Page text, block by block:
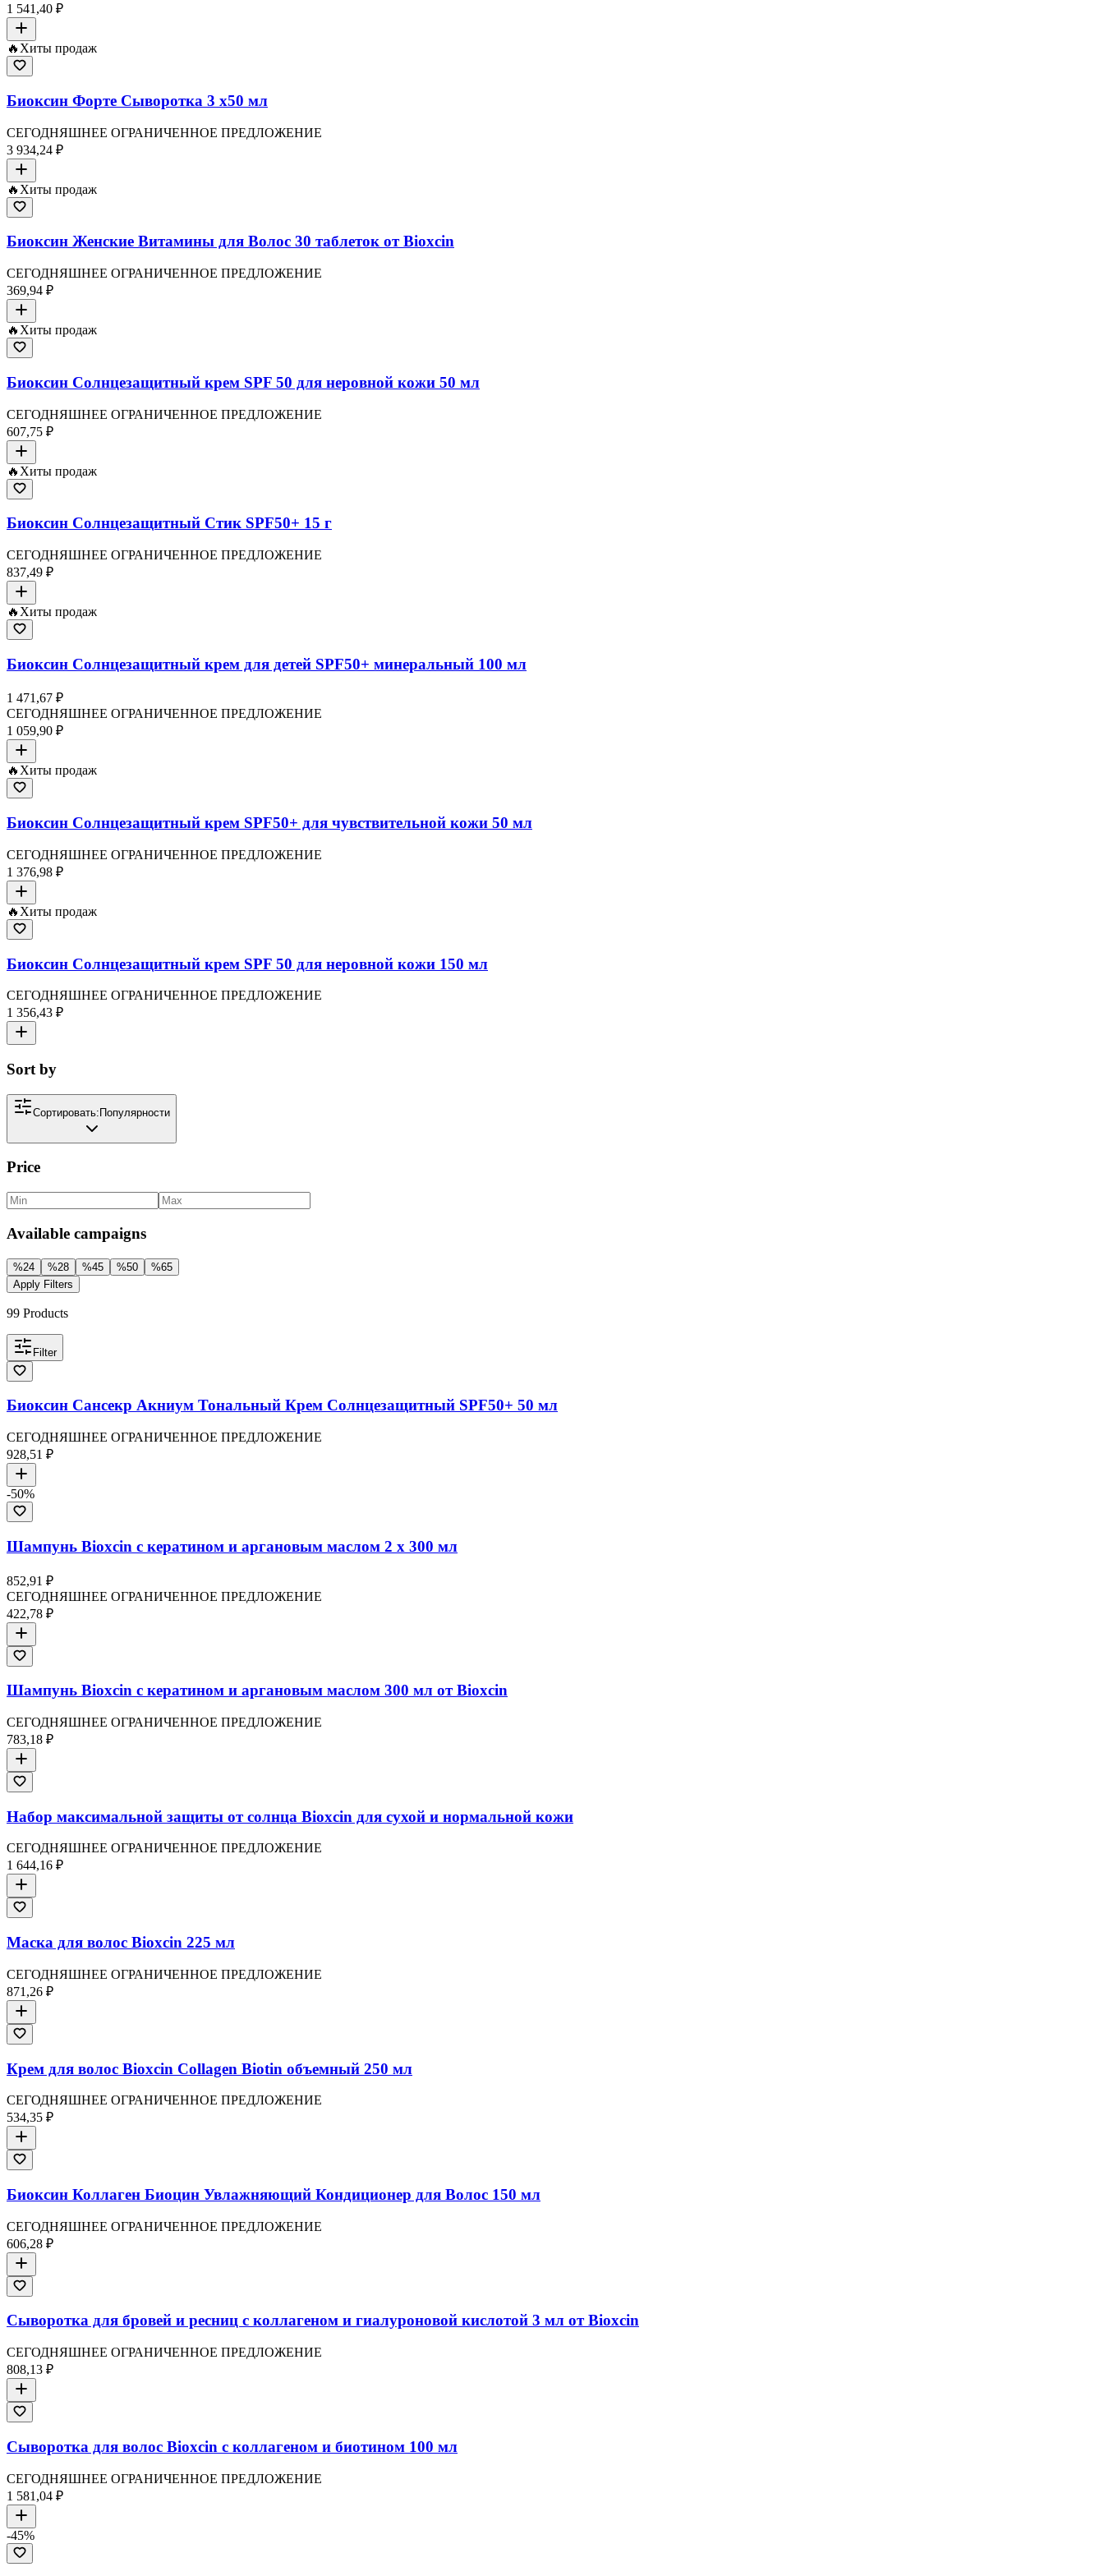
1 541,40 ₽
🔥 Хиты продаж
Биоксин Форте Сыворотка 3 x50 мл
СЕГОДНЯШНЕЕ ОГРАНИЧЕННОЕ ПРЕДЛОЖЕНИЕ
3 934,24 ₽
🔥 Хиты продаж
Биоксин Женские Витамины для Волос 30 таблеток от Bioxcin
СЕГОДНЯШНЕЕ ОГРАНИЧЕННОЕ ПРЕДЛОЖЕНИЕ
369,94 ₽
🔥 Хиты продаж
Биоксин Солнцезащитный крем SPF 50 для неровной кожи 50 мл
СЕГОДНЯШНЕЕ ОГРАНИЧЕННОЕ ПРЕДЛОЖЕНИЕ
607,75 ₽
🔥 Хиты продаж
Биоксин Солнцезащитный Стик SPF50+ 15 г
СЕГОДНЯШНЕЕ ОГРАНИЧЕННОЕ ПРЕДЛОЖЕНИЕ
837,49 ₽
🔥 Хиты продаж
Биоксин Солнцезащитный крем для детей SPF50+ минеральный 100 мл
1 471,67 ₽
СЕГОДНЯШНЕЕ ОГРАНИЧЕННОЕ ПРЕДЛОЖЕНИЕ
1 059,90 ₽
🔥Хиты продаж
Биоксин Солнцезащитный крем SPF50+ для чувствительной кожи 50 мл
СЕГОДНЯШНЕЕ ОГРАНИЧЕННОЕ ПРЕДЛОЖЕНИЕ
1 376,98 ₽
🔥 Хиты продаж
Биоксин Солнцезащитный крем SPF 50 для неровной кожи 150 мл
СЕГОДНЯШНЕЕ ОГРАНИЧЕННОЕ ПРЕДЛОЖЕНИЕ
1 356,43 ₽
Sort by
Сортировать: Популярности
Price
Available campaigns
%24 %28 %45 %50 %65
Apply Filters
99 Products
Filter
Биоксин Сансекр Акниум Тональный Крем Солнцезащитный SPF50+ 50 мл
СЕГОДНЯШНЕЕ ОГРАНИЧЕННОЕ ПРЕДЛОЖЕНИЕ
928,51 ₽
-50%
Шампунь Bioxcin с кератином и аргановым маслом 2 x 300 мл
852,91 ₽
СЕГОДНЯШНЕЕ ОГРАНИЧЕННОЕ ПРЕДЛОЖЕНИЕ
422,78 ₽
Шампунь Bioxcin с кератином и аргановым маслом 300 мл от Bioxcin
СЕГОДНЯШНЕЕ ОГРАНИЧЕННОЕ ПРЕДЛОЖЕНИЕ
783,18 ₽
Набор максимальной защиты от солнца Bioxcin для сухой и нормальной кожи
СЕГОДНЯШНЕЕ ОГРАНИЧЕННОЕ ПРЕДЛОЖЕНИЕ
1 644,16 ₽
Маска для волос Bioxcin 225 мл
СЕГОДНЯШНЕЕ ОГРАНИЧЕННОЕ ПРЕДЛОЖЕНИЕ
871,26 ₽
Крем для волос Bioxcin Collagen Biotin объемный 250 мл
СЕГОДНЯШНЕЕ ОГРАНИЧЕННОЕ ПРЕДЛОЖЕНИЕ
534,35 ₽
Биоксин Коллаген Биоцин Увлажняющий Кондиционер для Волос 150 мл
СЕГОДНЯШНЕЕ ОГРАНИЧЕННОЕ ПРЕДЛОЖЕНИЕ
606,28 ₽
Сыворотка для бровей и ресниц с коллагеном и гиалуроновой кислотой 3 мл от Bioxcin
СЕГОДНЯШНЕЕ ОГРАНИЧЕННОЕ ПРЕДЛОЖЕНИЕ
808,13 ₽
Сыворотка для волос Bioxcin с коллагеном и биотином 100 мл
СЕГОДНЯШНЕЕ ОГРАНИЧЕННОЕ ПРЕДЛОЖЕНИЕ
1 581,04 ₽
-45%